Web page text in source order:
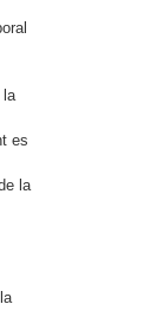
la
es
la